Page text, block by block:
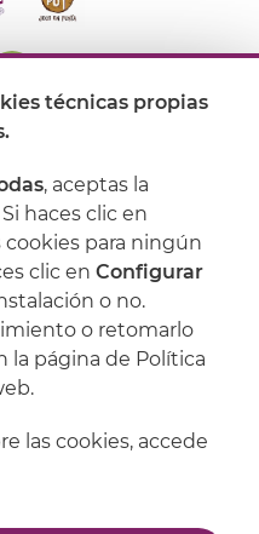
técnicas propias
, aceptas la
haces clic en
para ningún
clic en Configurar
o no.
o retomarlo
página de Política
las cookies, accede